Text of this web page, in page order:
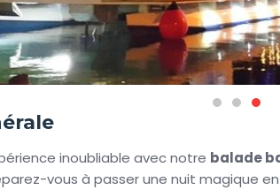
inoubliable avec notre balade
vous à passer une nuit magique